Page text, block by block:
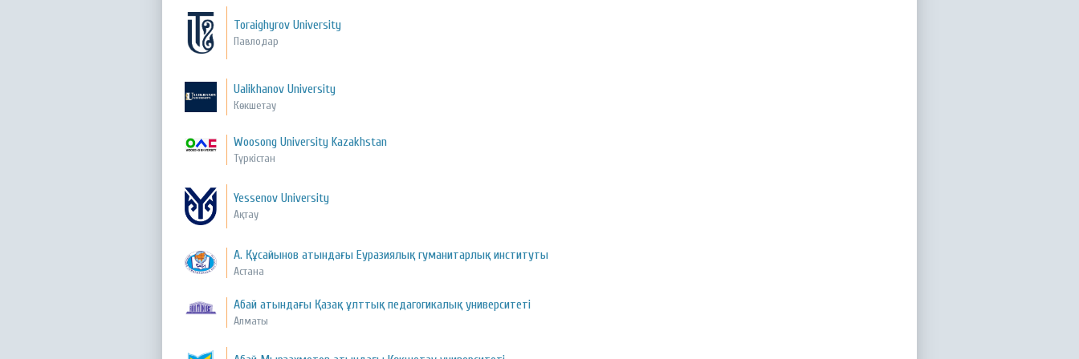
Toraighyrov University
Павлодар
Ualikhanov University
Көкшетау
Woosong University Kazakhstan
Түркістан
Yessenov University
Ақтау
А. Құсайынов атындағы Еуразиялық гуманитарлық институты
Астана
Абай атындағы Қазақ ұлттық педагогикалық университеті
Алматы